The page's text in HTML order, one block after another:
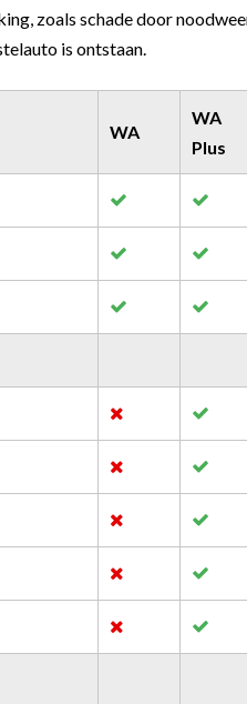
zoals schade door
is ontstaan.
WA
WA
Plus